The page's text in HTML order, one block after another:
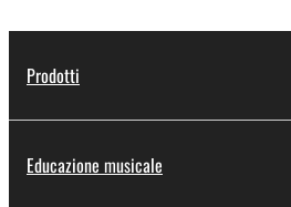
Prodotti
Educazione musicale